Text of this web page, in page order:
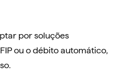
por soluções
ou o débito automático,